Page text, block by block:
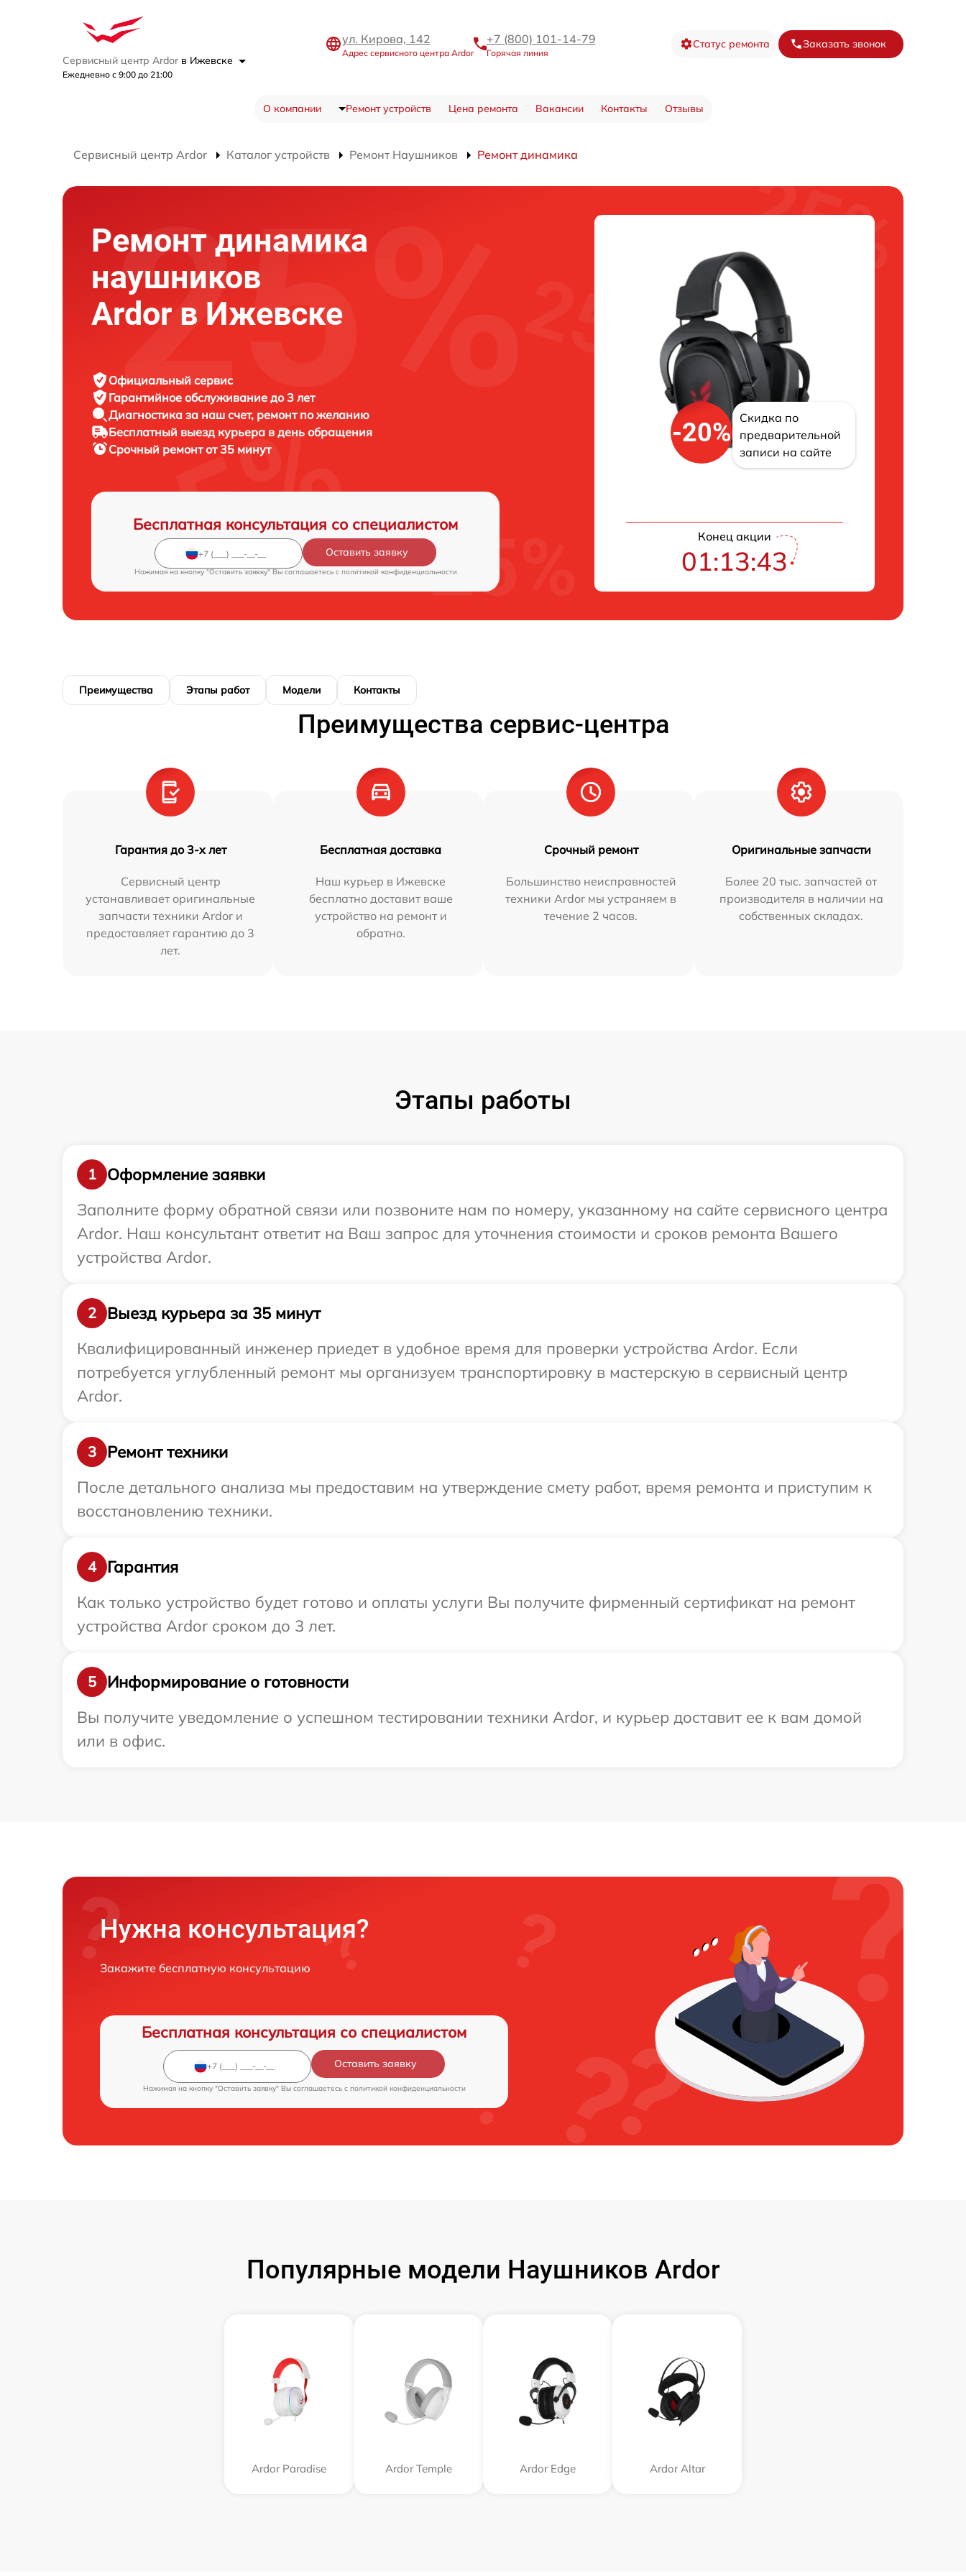
Сервисный центр Ardor в Ижевске
Ежедневно с 9:00 до 21:00
ул. Кирова, 142
Адрес сервисного центра Ardor
+7 (800) 101-14-79
Горячая линия
Статус ремонта Заказать звонок
О компании Ремонт устройств Цена ремонта Вакансии Контакты Отзывы
Сервисный центр Ardor Каталог устройств Ремонт Наушников Ремонт динамика
Ремонт динамика
наушников
Ardor в Ижевске
Официальный сервис
Гарантийное обслуживание до 3 лет
Диагностика за наш счет, ремонт по желанию
Бесплатный выезд курьера в день обращения
Срочный ремонтот 35 минут
Бесплатная консультация со специалистом
Оставить заявку
Нажимая на кнопку "Оставить заявку" Вы соглашаетесь c политикой конфиденциальности
-20%
Скидка по
предварительной
записи на сайте
Конец акции
01:13:43
Преимущества Этапы работ Модели Контакты
Преимущества сервис-центра
Гарантия до 3-х лет
Сервисный центр
устанавливает оригинальные
запчасти техники Ardor и
предоставляет гарантию до 3
лет.
Бесплатная доставка
Наш курьер в Ижевске
бесплатно доставит ваше
устройство на ремонт и
обратно.
Срочный ремонт
Большинство неисправностей
техники Ardor мы устраняем в
течение 2 часов.
Оригинальные запчасти
Более 20 тыс. запчастей от
производителя в наличии на
собственных складах.
Этапы работы
1
Оформление заявки
Заполните форму обратной связи или позвоните нам по номеру, указанному на сайте сервисного центра
Ardor. Наш консультант ответит на Ваш запрос для уточнения стоимости и сроков ремонта Вашего
устройства Ardor.
2
Выезд курьера за 35 минут
Квалифицированный инженер приедет в удобное время для проверки устройства Ardor. Если
потребуется углубленный ремонт мы организуем транспортировку в мастерскую в сервисный центр
Ardor.
3
Ремонт техники
После детального анализа мы предоставим на утверждение смету работ, время ремонта и приступим к
восстановлению техники.
4
Гарантия
Как только устройство будет готово и оплаты услуги Вы получите фирменный сертификат на ремонт
устройства Ardor сроком до 3 лет.
5
Информирование о готовности
Вы получите уведомление о успешном тестировании техники Ardor, и курьер доставит ее к вам домой
или в офис.
Нужна консультация?
Закажите бесплатную консультацию
Бесплатная консультация со специалистом
Оставить заявку
Нажимая на кнопку "Оставить заявку" Вы соглашаетесь c политикой конфиденциальности
Популярные модели Наушников Ardor
Ardor Paradise Ardor Temple Ardor Edge Ardor Аltar